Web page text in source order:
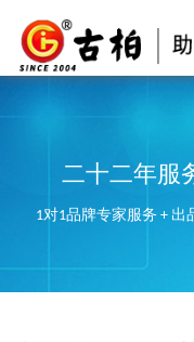
二十二年服
1对1品牌专家服务 + 出